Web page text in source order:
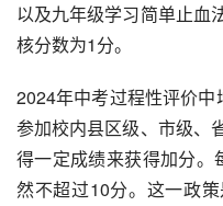
以及九年级学习简单止血
核分数为1分。
2024年中考过程性评价中
参加校内县区级、市级、
得一定成绩来获得加分。
然不超过10分。这一政